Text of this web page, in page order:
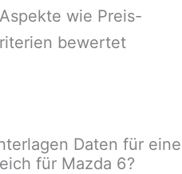
wie Preis-
bewertet
Daten für eine
für Mazda 6?